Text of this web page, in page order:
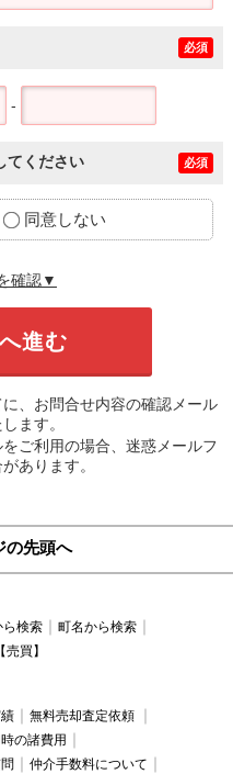
必須
-
てください 必須
同意しない
確認▼
、お問合せ内容の確認メール
ます。
ご利用の場合、迷惑メールフ
あります。
の先頭へ
ら検索
町名から検索
買】
無料売却査定依頼
の諸費用
仲介手数料について